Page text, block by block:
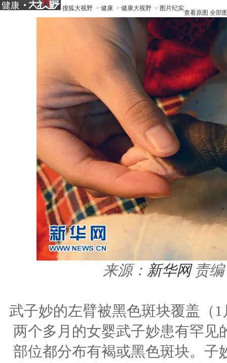
搜狐大视野 > 健康 > 健康大视野 > 图片纪实
查看原图 全部
来源： 新华网 责
武子妙的左臂被黑色斑块覆盖（
两个多月的女婴武子妙患有罕见
部位都分布有褐或黑色斑块。子